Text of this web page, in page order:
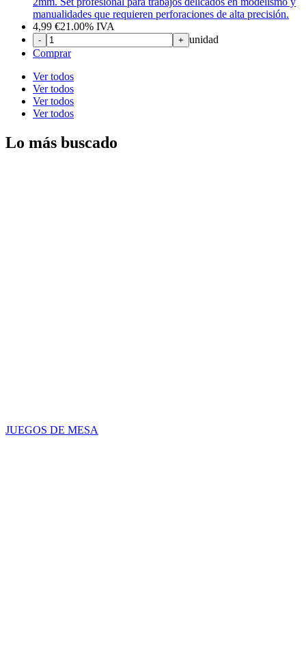
manualidades que requieren perforaciones de alta precisión.
4,99 €21.00% IVA
- + unidad
Comprar
Ver todos
Ver todos
Ver todos
Ver todos
Lo más buscado
JUEGOS DE MESA